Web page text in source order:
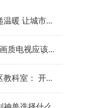
温暖 让城市...
质电视应该...
教科室： 开...